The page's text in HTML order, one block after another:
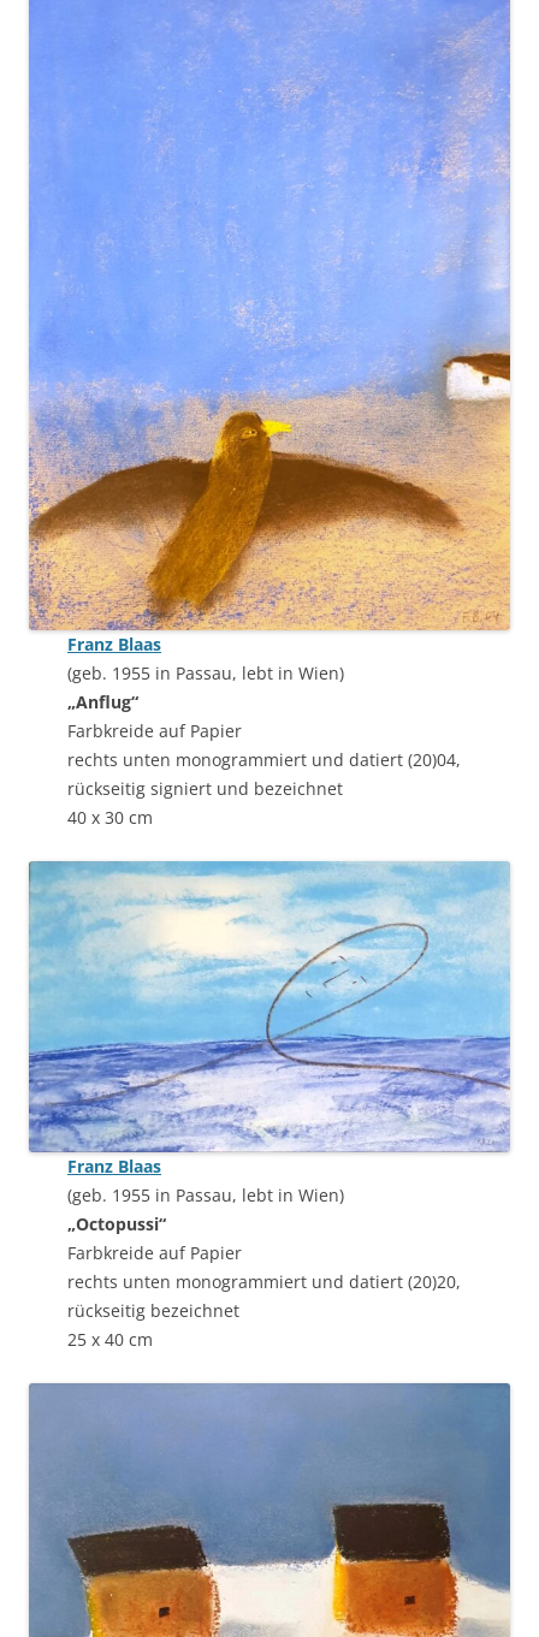
Franz Blaas
(geb. 1955 in Passau, lebt in Wien)
„Anflug“
Farbkreide auf Papier
rechts unten monogrammiert und datiert (20)04,
rückseitig signiert und bezeichnet
40 x 30 cm
Franz Blaas
(geb. 1955 in Passau, lebt in Wien)
„Octopussi“
Farbkreide auf Papier
rechts unten monogrammiert und datiert (20)20,
rückseitig bezeichnet
25 x 40 cm